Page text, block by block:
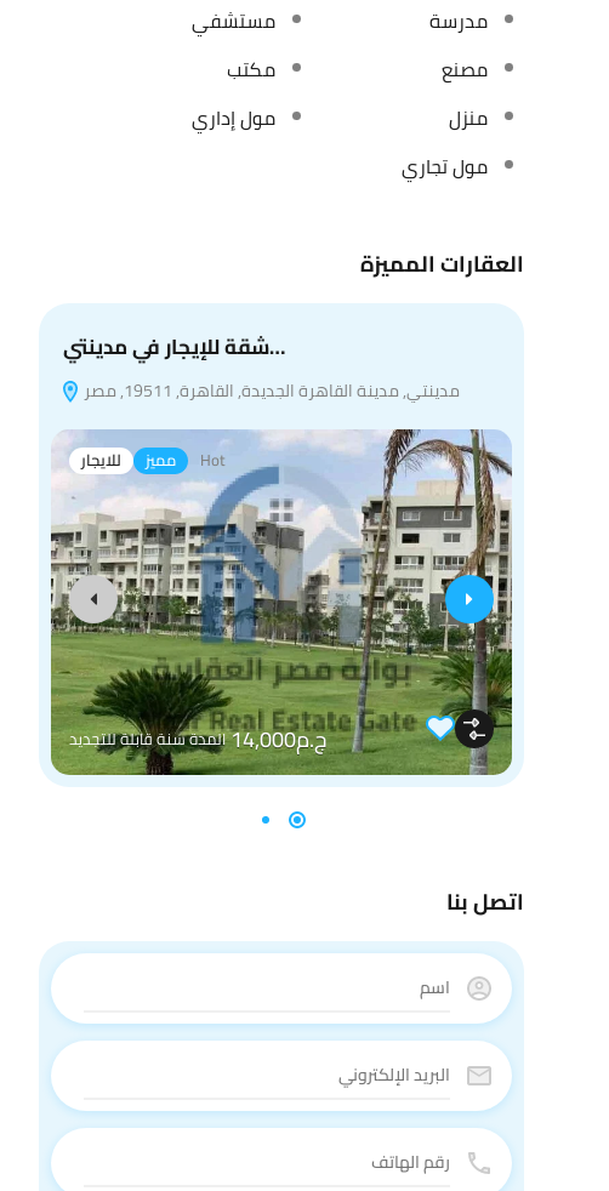
مدرسة
مستشفي
مصنع
مكتب
منزل
مول إداري
مول تجاري
العقارات المميزة
شقة للإيجار في مدينتي…
مدينتي, مدينة القاهرة الجديدة, القاهرة, 19511, مصر
للايجار مميز Hot
ج.م14,000 المدة سنة قابلة للتجديد
اتصل بنا